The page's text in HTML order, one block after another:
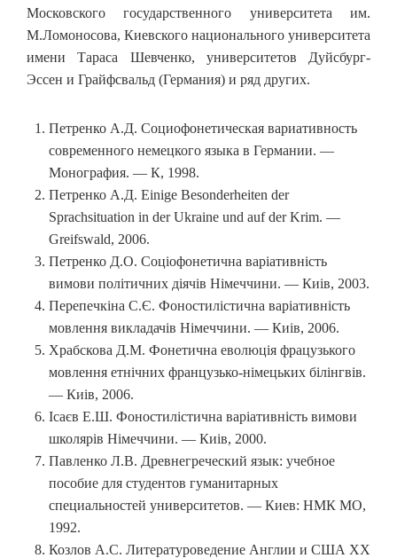
Московского государственного университета им.
М.Ломоносова, Киевского национального университета
имени Тараса Шевченко, университетов Дуйсбург-
Эссен и Грайфсвальд (Германия) и ряд других.
Петренко А.Д. Социофонетическая вариативность
современного немецкого языка в Германии. —
Монография. — К, 1998.
Петренко А.Д. Einige Besonderheiten der
Sprachsituation in der Ukraine und auf der Krim. —
Greifswald, 2006.
Петренко Д.О. Соціофонетична варіативність
вимови політичних діячів Німеччини. — Киів, 2003.
Перепечкіна С.Є. Фоностилістична варіативність
мовлення викладачів Німеччини. — Киів, 2006.
Храбскова Д.М. Фонетична еволюція фрацузького
мовлення етнічних французько-німецьких білінгвів.
— Киів, 2006.
Ісаєв Е.Ш. Фоностилістична варіативність вимови
школярів Німеччини. — Киів, 2000.
Павленко Л.В. Древнегреческий язык: учебное
пособие для студентов гуманитарных
специальностей университетов. — Киев: НМК МО,
1992.
Козлов А.С. Литературоведение Англии и США XX